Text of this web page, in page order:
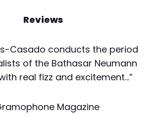
Reviews
Casado conducts the period
of the Bathasar Neumann
real fizz and excitement…”
Magazine